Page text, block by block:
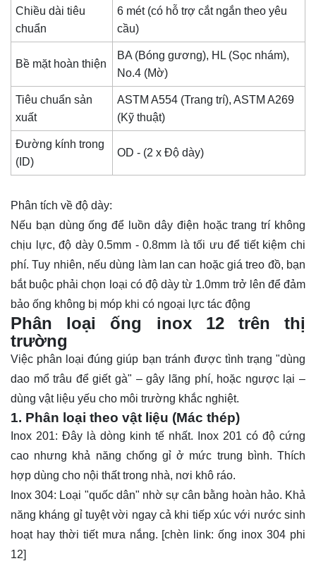
Chiều dài tiêu
chuẩn
6 mét (có hỗ trợ cắt ngắn theo yêu
cầu)
Bề mặt hoàn thiện
BA (Bóng gương), HL (Sọc nhám),
No.4 (Mờ)
Tiêu chuẩn sản
xuất
ASTM A554 (Trang trí), ASTM A269
(Kỹ thuật)
Đường kính trong
(ID)
OD - (2 x Độ dày)
Phân tích về độ dày:
Nếu bạn dùngốngđể luồn dây điện hoặc trang trí không
chịu lực, độ dày 0.5mm - 0.8mm là tối ưu để tiết kiệm chi
phí. Tuy nhiên, nếu dùng làm lan can hoặc giá treo đồ, bạn
bắt buộc phải chọn loại có độ dày từ 1.0mm trở lên để đảm
bảo ống không bị móp khi có ngoại lực tác động
Phân loại ống inox 12 trên thị
trường
Việc phân loại đúng giúp bạn tránh được tình trạng "dùng
dao mổ trâu để giết gà" – gây lãng phí, hoặc ngược lại –
dùng vật liệu yếu cho môi trường khắc nghiệt.
1. Phân loại theo vật liệu (Mác thép)
Inox 201: Đây là dòng kinh tế nhất. Inox 201 có độ cứng
cao nhưng khả năng chống gỉ ở mức trung bình. Thích
hợp dùng cho nội thất trong nhà, nơi khô ráo.
Inox 304: Loại "quốc dân" nhờ sự cân bằng hoàn hảo. Khả
năng kháng gỉ tuyệt vời ngay cả khi tiếp xúc với nước sinh
hoạt hay thời tiết mưa nắng. [chèn link: ống inox 304 phi
12]